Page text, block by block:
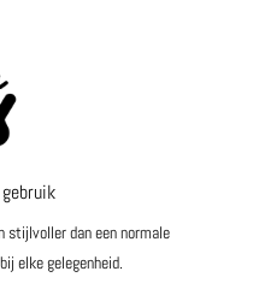
stijlvoller dan een normale
elke gelegenheid.